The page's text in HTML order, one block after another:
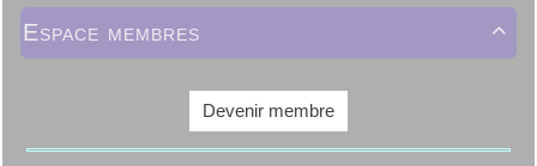

Espace membres
Devenir membre